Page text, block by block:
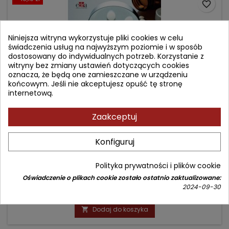
PRZEGLĄD LEKOWY
Autor: Anna Wiela-Hojeńska
(0)
podstawowa
 Dodaj do koszyka
favorite_border
Niniejsza witryna wykorzystuje pliki cookies w celu
świadczenia usług na najwyższym poziomie i w sposób
dostosowany do indywidualnych potrzeb. Korzystanie z
witryny bez zmiany ustawień dotyczących cookies
oznacza, że będą one zamieszczane w urządzeniu
końcowym. Jeśli nie akceptujesz opuść tę stronę
internetową.
Zaakceptuj
Konfiguruj
Polityka prywatności i plików cookie
Oświadczenie o plikach cookie zostało ostatnio zaktualizowane:
2024-09-30